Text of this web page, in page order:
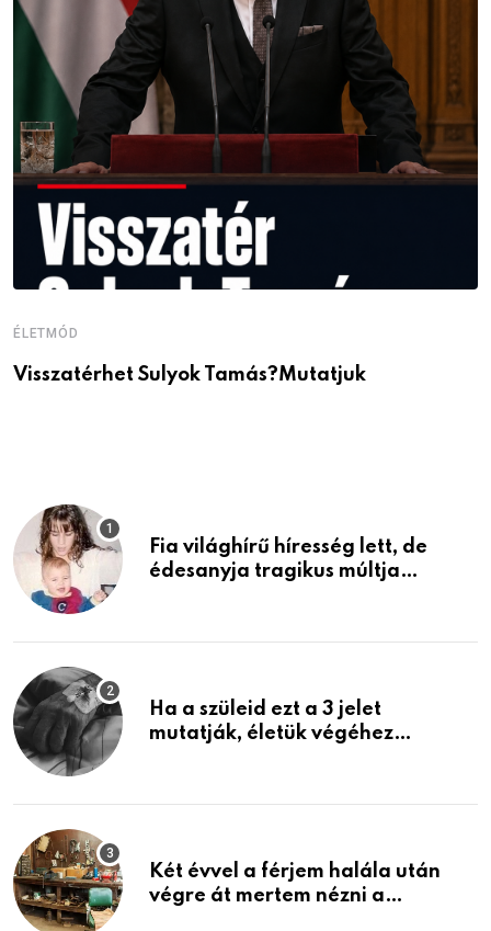
ÉLETMÓD
Visszatérhet Sulyok Tamás?Mutatjuk
Fia világhírű híresség lett, de
édesanyja tragikus múltja
Ha a szüleid ezt a 3 jelet
mutatják, életük végéhez
Két évvel a férjem halála után
végre át mertem nézni a